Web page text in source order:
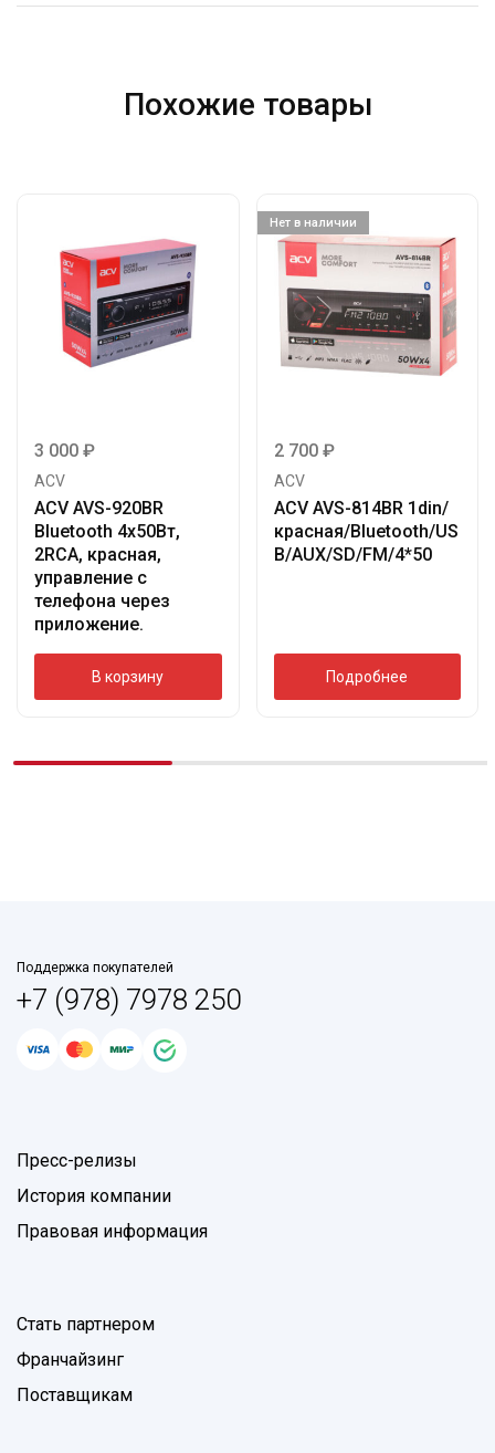
Похожие товары
3 000 ₽
ACV
ACV AVS-920BR
Bluetooth 4х50Вт,
2RCA, красная,
управление с
телефона через
приложение.
В корзину
Нет в наличии
2 700 ₽
ACV
ACV AVS-814BR 1din/
красная/Bluetooth/US
B/AUX/SD/FM/4*50
Подробнее
Поддержка покупателей
+7 (978) 7978 250
Пресс-релизы
История компании
Правовая информация
Стать партнером
Франчайзинг
Поставщикам